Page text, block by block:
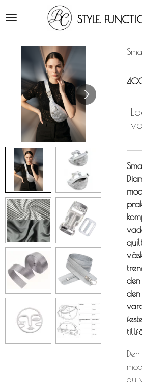
till
STYLE.
du